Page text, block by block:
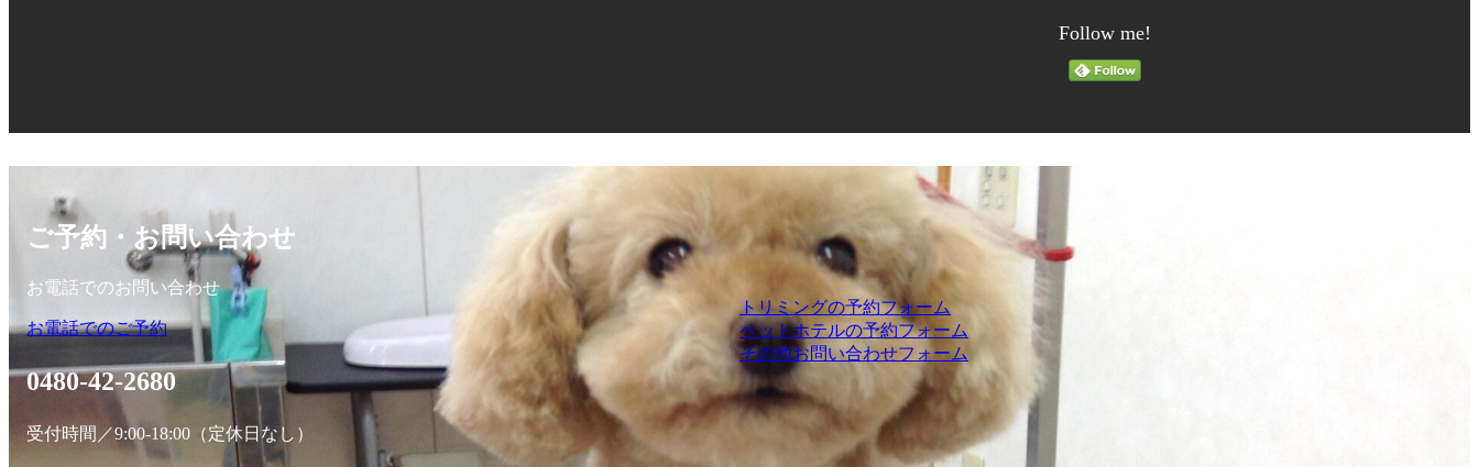
Follow me!
ご予約・お問い合わせ
お電話でのお問い合わせ
お電話でのご予約
0480-42-2680
受付時間／9:00-18:00（定休日なし）
トリミングの予約フォーム
ペットホテルの予約フォーム
その他お問い合わせフォーム